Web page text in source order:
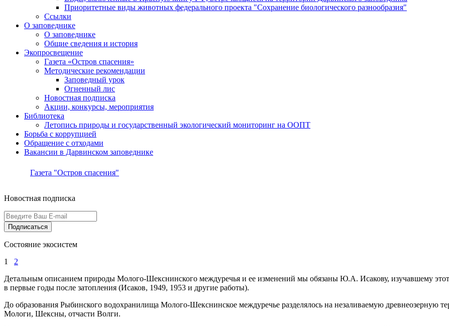
Приоритетные виды животных федерального проекта "Сохранение биологического разнообразия"
Ссылки
О заповеднике
О заповеднике
Общие сведения и история
Экопросвещение
Газета «Остров спасения»
Методические рекомендации
Заповедный урок
Огненный лис
Новостная подписка
Акции, конкурсы, мероприятия
Библиотека
Летопись природы и государственный экологический мониторинг на ООПТ
Борьба с коррупцией
Обращение с отходами
Вакансии в Дарвинском заповеднике
Газета "Остров спасения"
Новостная подписка
Подписаться
Состояние экосистем
1 2
Детальным описанием природы Молого-Шекснинского междуречья и ее изменений мы обязаны Ю.А. Исакову, изучавшему
в первые годы после затопления (Исаков, 1949, 1953 и другие работы).
До образования Рыбинского водохранилища Молого-Шекснинское междуречье разделялось на незаливаемую
Мологи, Шексны, отчасти Волги.